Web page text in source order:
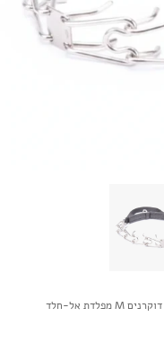
קולר דוקרנים M מפלדת אל-חלד